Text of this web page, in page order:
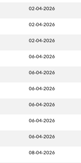
02-04-2026
02-04-2026
02-04-2026
06-04-2026
06-04-2026
06-04-2026
06-04-2026
06-04-2026
06-04-2026
08-04-2026